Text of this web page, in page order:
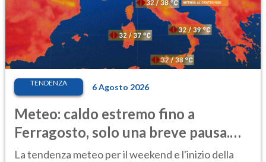
TENDENZA 6 Agosto 2026
Meteo: caldo estremo fino a
Ferragosto, solo una breve pausa.
Ecco dove
La tendenza meteo per il weekend e l'inizio della